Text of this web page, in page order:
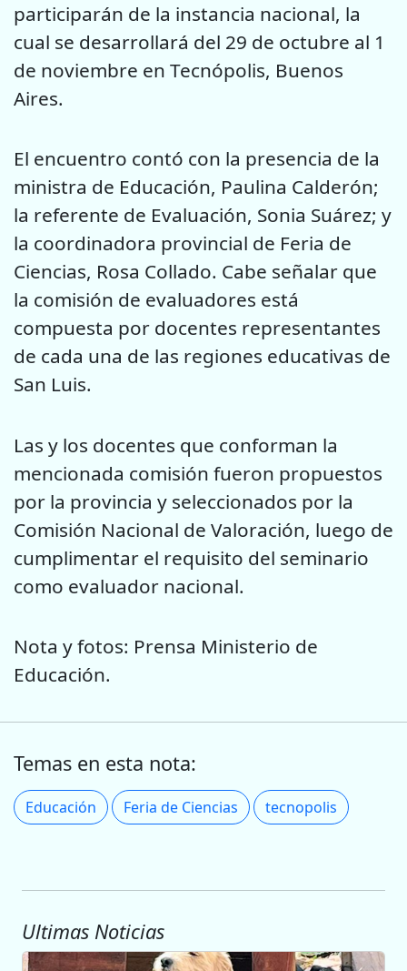
participarán de la instancia nacional, la
cual se desarrollará del 29 de octubre al 1
de noviembre en Tecnópolis, Buenos
Aires.
El encuentro contó con la presencia de la
ministra de Educación, Paulina Calderón;
la referente de Evaluación, Sonia Suárez; y
la coordinadora provincial de Feria de
Ciencias, Rosa Collado. Cabe señalar que
la comisión de evaluadores está
compuesta por docentes representantes
de cada una de las regiones educativas de
San Luis.
Las y los docentes que conforman la
mencionada comisión fueron propuestos
por la provincia y seleccionados por la
Comisión Nacional de Valoración, luego de
cumplimentar el requisito del seminario
como evaluador nacional.
Nota y fotos: Prensa Ministerio de
Educación.
Temas en esta nota:
Educación Feria de Ciencias tecnopolis
Ultimas Noticias